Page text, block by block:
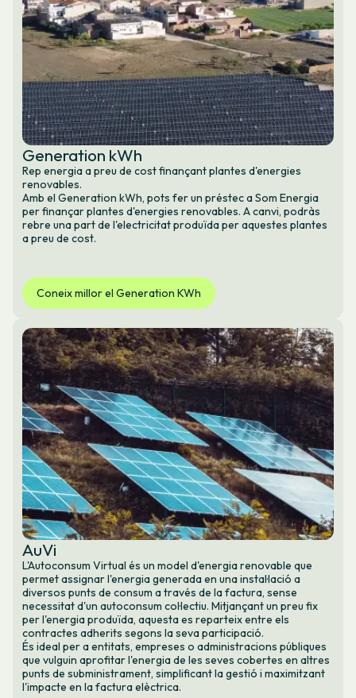
Generation kWh
Rep energia a preu de cost finançant plantes d'energies
renovables.
Amb el Generation kWh, pots fer un préstec a Som Energia
per finançar plantes d'energies renovables. A canvi, podràs
rebre una part de l'electricitat produïda per aquestes plantes
a preu de cost.
Coneix millor el Generation KWh
AuVi
L'Autoconsum Virtual és un model d'energia renovable que
permet assignar l'energia generada en una instal·lació a
diversos punts de consum a través de la factura, sense
necessitat d'un autoconsum col·lectiu. Mitjançant un preu fix
per l'energia produïda, aquesta es reparteix entre els
contractes adherits segons la seva participació.
És ideal per a entitats, empreses o administracions públiques
que vulguin aprofitar l'energia de les seves cobertes en altres
punts de subministrament, simplificant la gestió i maximitzant
l'impacte en la factura elèctrica.